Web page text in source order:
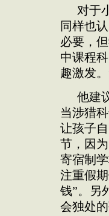
对于
同样也
必要，
中课程
趣激发
他建
当涉猎
让孩子
节，因
寄宿制
注重假
钱”。另
会独处